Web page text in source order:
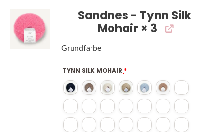
Sandnes - Tynn Silk
Mohair × 3
Grundfarbe
TYNN SILK MOHAIR *